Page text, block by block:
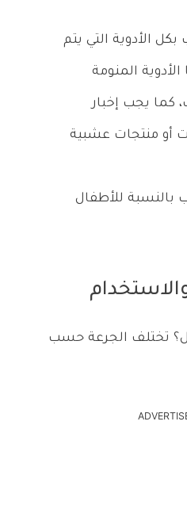
الأدوية التي يتم
المنومة
كما يجب إخبار
أو منتجات عشبية
بالنسبة للأطفال
تختلف الجرعة حسب